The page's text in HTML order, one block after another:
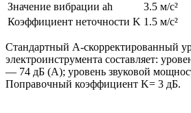
Значение вибрации ah
3.5 м/с²
Коэффициент неточности K 1.5 м/с²
Стандартный A-скорректированный
электроинструмента составляет:
— 74 дБ (A); уровень звуковой
Поправочный коэффициент K= 3 дБ.